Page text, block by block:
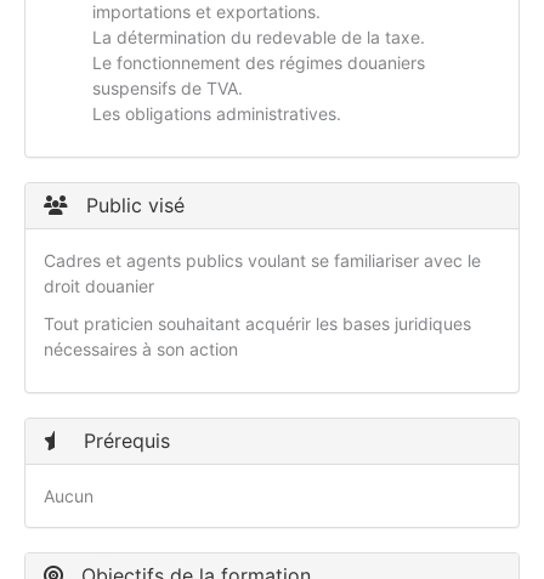
importations et exportations.
La détermination du redevable de la taxe.
Le fonctionnement des régimes douaniers
suspensifs de TVA.
Les obligations administratives.
Public visé
Cadres et agents publics voulant se familiariser avec le
droit douanier
Tout praticien souhaitant acquérir les bases juridiques
nécessaires à son action
Prérequis
Aucun